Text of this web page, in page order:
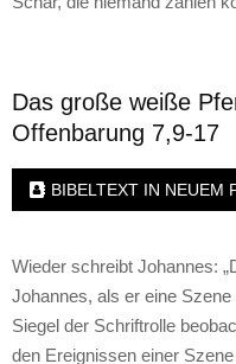
Das große weiße
Offenbarung 7,9-17
BIBELTEXT IN NEUEM
Wieder schreibt Johannes:
Johannes, als er eine
Siegel der Schriftrolle
den Ereignissen einer